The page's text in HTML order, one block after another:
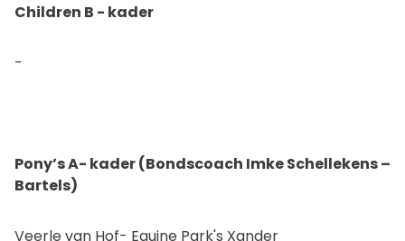
Children B - kader
-
Pony’s A- kader (Bondscoach Imke Schellekens –
Bartels)
Veerle van Hof- Equine Park's Xander